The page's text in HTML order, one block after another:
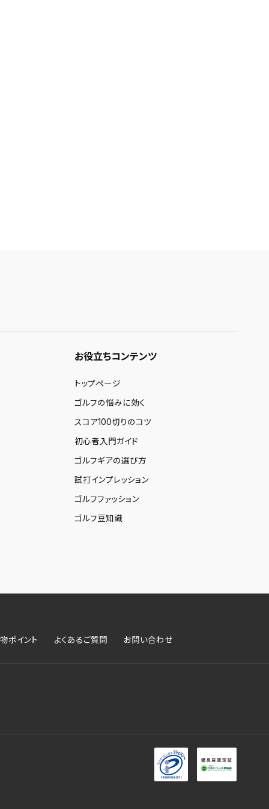
お役立ちコンテンツ
トップページ
ゴルフの悩みに効く
スコア100切りのコツ
初心者入門ガイド
ゴルフギアの選び方
試打インプレッション
ゴルフファッション
ゴルフ豆知識
ポイント よくあるご質問 お問い合わせ